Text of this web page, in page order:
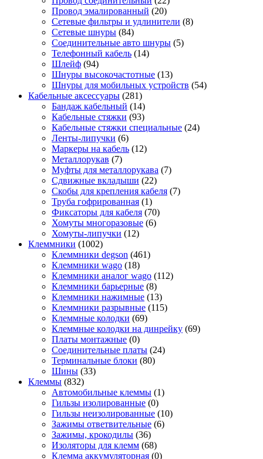
Провод эмалированный (20)
Сетевые фильтры и удлинители (8)
Сетевые шнуры (84)
Соединительные авто шнуры (5)
Телефонный кабель (14)
Шлейф (94)
Шнуры высокочастотные (13)
Шнуры для мобильных устройств (54)
Кабельные аксессуары (281)
Бандаж кабельный (14)
Кабельные стяжки (93)
Кабельные стяжки специальные (24)
Ленты-липучки (6)
Маркеры на кабель (12)
Металлорукав (7)
Муфты для металлорукава (7)
Сдвижные вкладыши (22)
Скобы для крепления кабеля (7)
Труба гофрированная (1)
Фиксаторы для кабеля (70)
Хомуты многоразовые (6)
Хомуты-липучки (12)
Клеммники (1002)
Клеммники degson (461)
Клеммники wago (18)
Клеммники аналог wago (112)
Клеммники барьерные (8)
Клеммники нажимные (13)
Клеммники разрывные (115)
Клеммные колодки (69)
Клеммные колодки на динрейку (69)
Платы монтажные (0)
Соединительные платы (24)
Терминальные блоки (80)
Шины (33)
Клеммы (832)
Автомобильные клеммы (1)
Гильзы изолированные (0)
Гильзы неизолированные (10)
Зажимы ответвительные (6)
Зажимы, крокодилы (36)
Изоляторы для клемм (68)
Клемма аккумуляторная (0)